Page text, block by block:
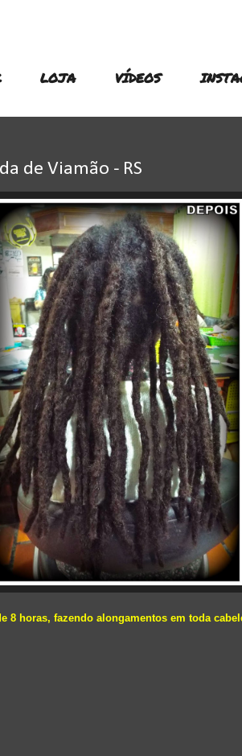
LOJA VÍDEOS
de Viamão - RS
horas, fazendo alongamentos em toda